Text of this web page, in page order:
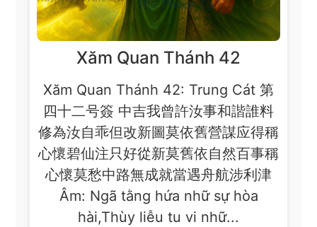
Xăm Quan Thánh 42
Xăm Quan Thánh 42: Trung Cát 第
四十二号簽 中吉我曾許汝事和諧誰料
修為汝自乖但改新圖莫依舊營謀应得稱
心懷碧仙注只好從新莫舊依自然百事稱
心懷莫愁中路無成就當遇舟航涉利津
Âm: Ngã tằng hứa nhữ sự hòa
hài,Thùy liễu tu vi nhữ...